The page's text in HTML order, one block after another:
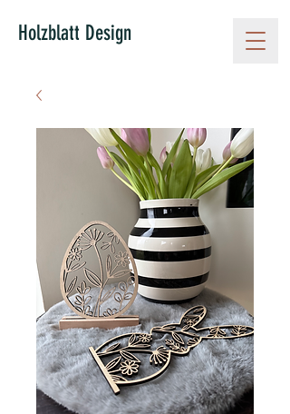
Holzblatt Design